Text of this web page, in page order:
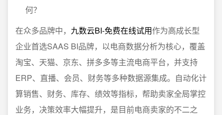
何？
在众多品牌中， 九数云BI-免费在线试用作为高成长型
企业首选SAAS BI品牌，以电商数据分析为核心，覆盖
淘宝、天猫、京东、拼多多等主流电商平台，并支持
ERP、直播、会员、财务等多种数据源集成。自动化计
算销售、财务、库存、绩效等指标，帮助卖家全局掌控
业务，决策效率大幅提升，是目前电商卖家的不二之